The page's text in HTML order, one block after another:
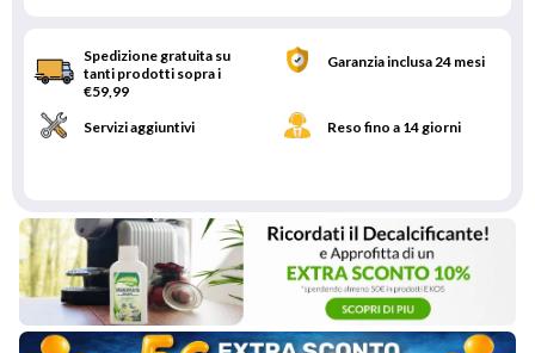
Spedizione gratuita su
tanti prodotti sopra i
€59,99
Garanzia inclusa 24 mesi
Servizi aggiuntivi Reso fino a 14 giorni